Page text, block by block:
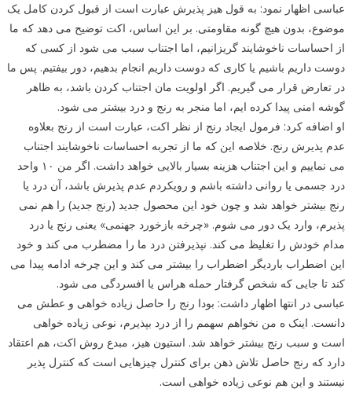
عباسی اظهار نمود: به قول هیز پذیرش عبارت است از قبول کردن کامل یک
موضوع، بدون هیچ گونه مقاومتی. بر این اساس، اکت توضیح می دهد که ما
از احساسات ناخوشایند گریزانیم، اما اجتناب سبب می شود از کسی که
دوست داریم باشیم یا کاری که دوست داریم انجام بدهیم، دور بیفتیم. پس ما
در تعارض قرار می گیریم. اگر اولویت مان اجتناب کردن باشد، به ظاهر
گوشه امنی پیدا کرده ایم، اما منجر به رنج و درد بیشتر می شود.
او اضافه کرد: فرمول ایجاد رنج از نظر اکت، عبارت است از رنج بعلاوه
عدم پذیرش رنج. خلاصه این که ما از تجربه احساسات ناخوشایند اجتناب
می نماییم و این اجتناب هزینه بسیار بالایی خواهد داشت. اگر من ۱۰ واحد
درد جسمی یا روانی داشته باشم و رویکردم عدم پذیرش باشد، آن درد یا
رنج بیشتر خواهد شد و چون خود این محصول جدید (رنج جدید) را هم نمی
پذیرم، وارد یک دور می شوم. «چرخه بازخورد جهنمی» یعنی رنج یا درد
مدام خودش را تغلیظ می کند. نپذیرفتن درد ما را مضطرب می کند و خود
این اضطراب باردیگر اضطراب را بیشتر می کند و این چرخه ادامه پیدا می
کند تا جایی که شخص گرفتار حمله هراس یا افسردگی می شود.
عباسی در انتها اظهار داشت: بودا رنج را حاصل زیاده خواهی و عطش می
دانست. اینک ه من نخواهم سهمم را از درد بپذیرم، نوعی زیاده خواهی
است و سبب رنج بیشتر خواهد شد. استیون هیز، مبدع روش اکت، هم اعتقاد
دارد که رنج حاصل تلاش ذهن برای کنترل چیزهایی است که کنترل پذیر
نیستند و این هم نوعی زیاده خواهی است.